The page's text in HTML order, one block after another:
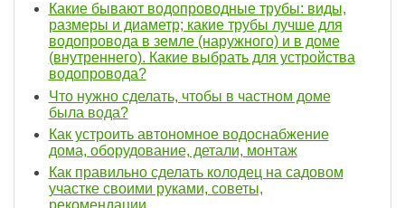
Какие бывают водопроводные трубы: виды,
размеры и диаметр; какие трубы лучше для
водопровода в земле (наружного) и в доме
(внутреннего). Какие выбрать для устройства
водопровода?
Что нужно сделать, чтобы в частном доме
была вода?
Как устроить автономное водоснабжение
дома, оборудование, детали, монтаж
Как правильно сделать колодец на садовом
участке своими руками, советы,